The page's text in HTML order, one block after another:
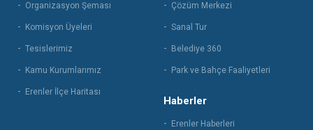
Organizasyon Şeması
Komisyon Üyeleri
Tesislerimiz
Kamu Kurumlarımız
Erenler İlçe Haritası
Çözüm Merkezi
Sanal Tur
Belediye 360
Park ve Bahçe Faaliyetleri
Haberler
Erenler Haberleri